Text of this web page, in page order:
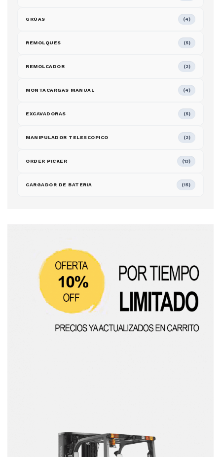
GRÚAS (4)
REMOLQUES (5)
REMOLCADOR (2)
MONTACARGAS MANUAL (4)
EXCAVADORAS (5)
MANIPULADOR TELESCOPICO (2)
ORDER PICKER (13)
CARGADOR DE BATERIA (15)